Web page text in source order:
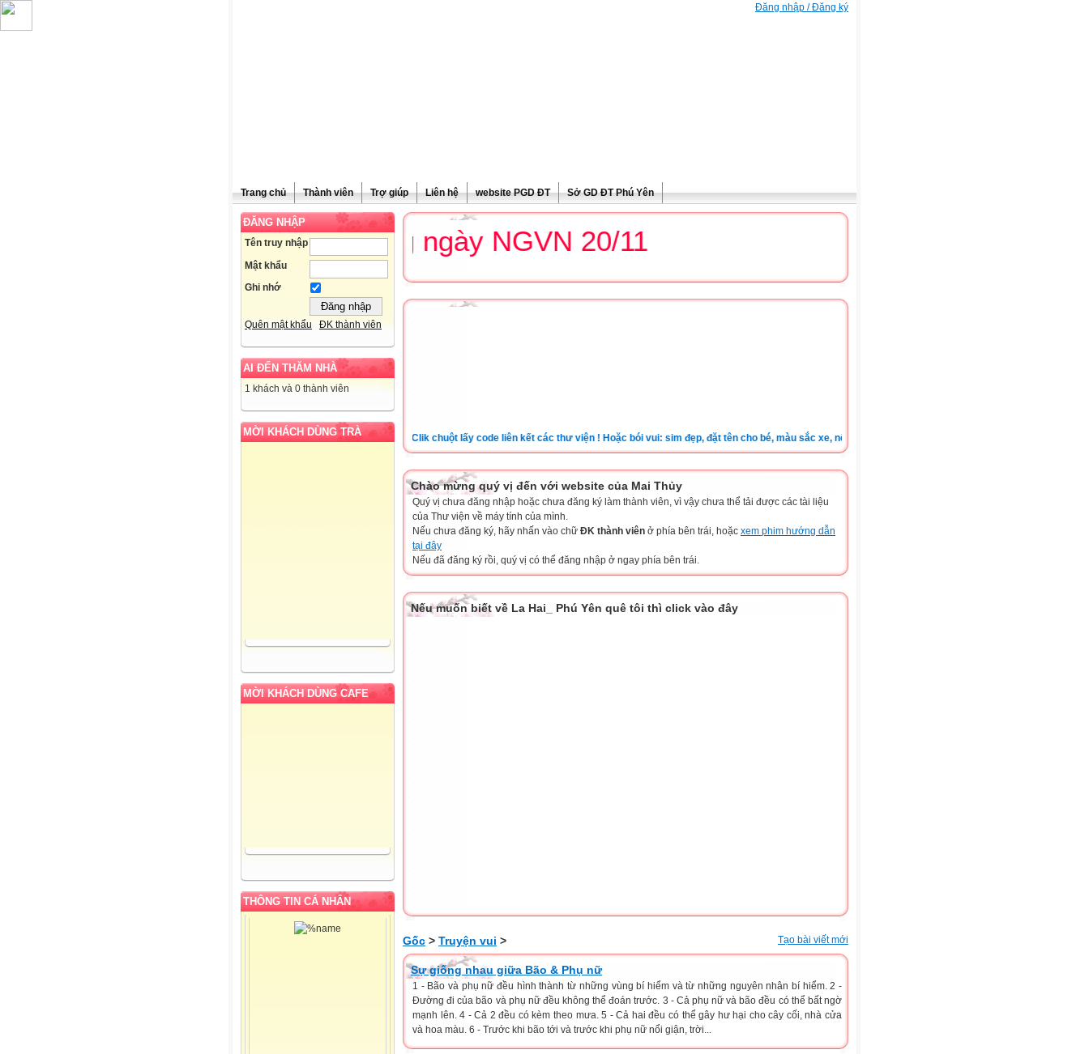
Đăng nhập / Đăng ký
Trang chủ Thành viên Trợ giúp Liên hệ website PGD ĐT Sở GD ĐT Phú Yên
ĐĂNG NHẬP
Tên truy nhập
Mật khẩu
Ghi nhớ
Quên mật khẩu ĐK thành viên
AI ĐẾN THĂM NHÀ
1 khách và 0 thành viên
MỜI KHÁCH DÙNG TRÀ
MỜI KHÁCH DÙNG CAFE
THÔNG TIN CÁ NHÂN
Chúc mừng ngày NGVN 20/11
Clik chuột lấy code liên kết các thư viện ! Hoặc bói vui: sim đẹp, đặt tên cho bé, màu sắc xe, nốt ruồi, xem tuổi.v.v.v )
Chào mừng quý vị đến với website của Mai Thủy
Quý vị chưa đăng nhập hoặc chưa đăng ký làm thành viên, vì vậy chưa thể tải được các tài liệu
của Thư viện về máy tính của mình.
Nếu chưa đăng ký, hãy nhấn vào chữ ĐK thành viên ở phía bên trái, hoặc xem phim hướng dẫn
tại đây
Nếu đã đăng ký rồi, quý vị có thể đăng nhập ở ngay phía bên trái.
Nếu muốn biết về La Hai_ Phú Yên quê tôi thì click vào đây
Gốc > Truyện vui > Tạo bài viết mới
Sự giống nhau giữa Bão & Phụ nữ
1 - Bão và phụ nữ đều hình thành từ những vùng bí hiểm và từ những nguyên nhân bí hiểm. 2 -
Đường đi của bão và phụ nữ đều không thể đoán trước. 3 - Cả phụ nữ và bão đều có thể bất ngờ
mạnh lên. 4 - Cả 2 đều có kèm theo mưa. 5 - Cả hai đều có thể gây hư hại cho cây cối, nhà cửa
và hoa màu. 6 - Trước khi bão tới và trước khi phụ nữ nổi giận, trời...